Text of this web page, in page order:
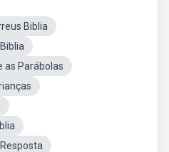
Biblia
as Parábolas